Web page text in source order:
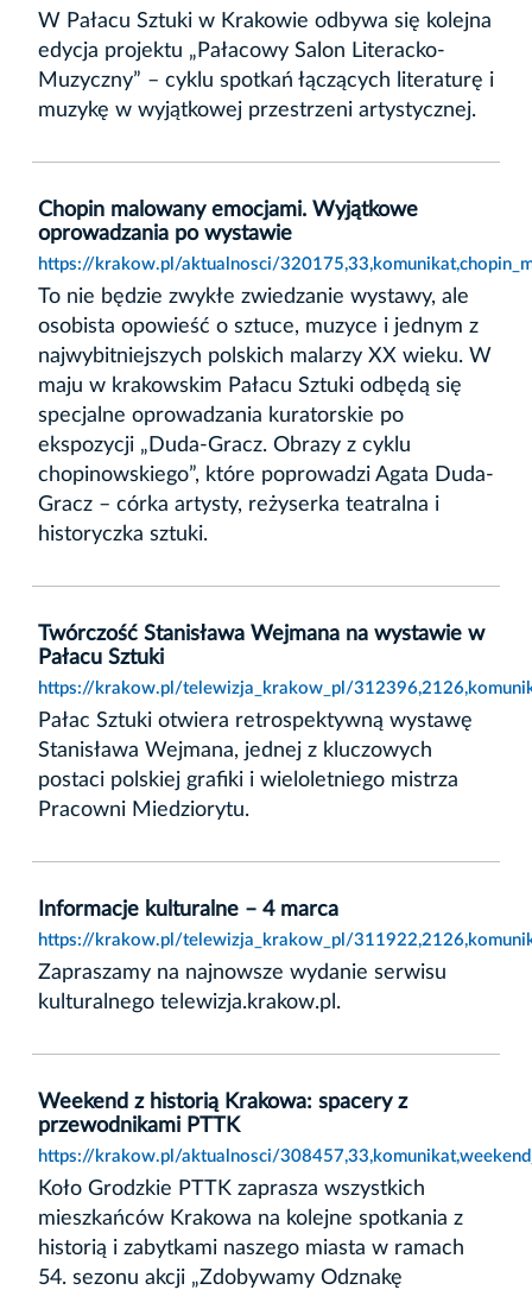
W Pałacu Sztuki w Krakowie odbywa się kolejna
edycja projektu „Pałacowy Salon Literacko-
Muzyczny” – cyklu spotkań łączących literaturę i
muzykę w wyjątkowej przestrzeni artystycznej.
Chopin malowany emocjami. Wyjątkowe
oprowadzania po wystawie
https://krakow.pl/aktualnosci/
To nie będzie zwykłe zwiedzanie wystawy, ale
osobista opowieść o sztuce, muzyce i jednym z
najwybitniejszych polskich malarzy XX wieku. W
maju w krakowskim Pałacu Sztuki odbędą się
specjalne oprowadzania kuratorskie po
ekspozycji „Duda-Gracz. Obrazy z cyklu
chopinowskiego”, które poprowadzi Agata Duda-
Gracz – córka artysty, reżyserka teatralna i
historyczka sztuki.
Twórczość Stanisława Wejmana na wystawie w
Pałacu Sztuki
https://krakow.pl/telewizja_krakow_pl/
Pałac Sztuki otwiera retrospektywną wystawę
Stanisława Wejmana, jednej z kluczowych
postaci polskiej grafiki i wieloletniego mistrza
Pracowni Miedziorytu.
Informacje kulturalne – 4 marca
https://krakow.pl/telewizja_krakow_pl/
Zapraszamy na najnowsze wydanie serwisu
kulturalnego telewizja.krakow.pl.
Weekend z historią Krakowa: spacery z
przewodnikami PTTK
https://krakow.pl/aktualnosci/
Koło Grodzkie PTTK zaprasza wszystkich
mieszkańców Krakowa na kolejne spotkania z
historią i zabytkami naszego miasta w ramach
54. sezonu akcji „Zdobywamy Odznakę